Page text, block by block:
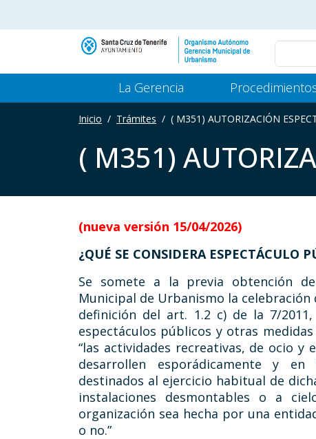
Main Menu Gerencia
La Gerencia
Inicio Trámites ( M351) AUTORIZACIÓN
( M351)
(nueva versión 15/04/2026)
¿QUÉ SE CONSIDERA ESPECTÁCULO
Se somete a la previa obtención
Municipal de Urbanismo la
definición del art. 1.2 c) de la 7/
espectáculos públicos y otras
“las actividades recreativas, de ocio
desarrollen esporádicamente y
destinados al ejercicio habitual de
instalaciones desmontables o a
organización sea hecha por una
o no.”